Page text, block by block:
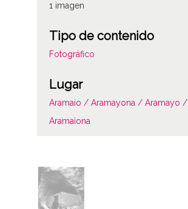
1 imagen
Tipo de contenido
Fotográfico
Lugar
Aramaio / Aramayona / Aramayo /
Aramaiona
Procede de transferencia R-328.2
Licencia de las imágenes